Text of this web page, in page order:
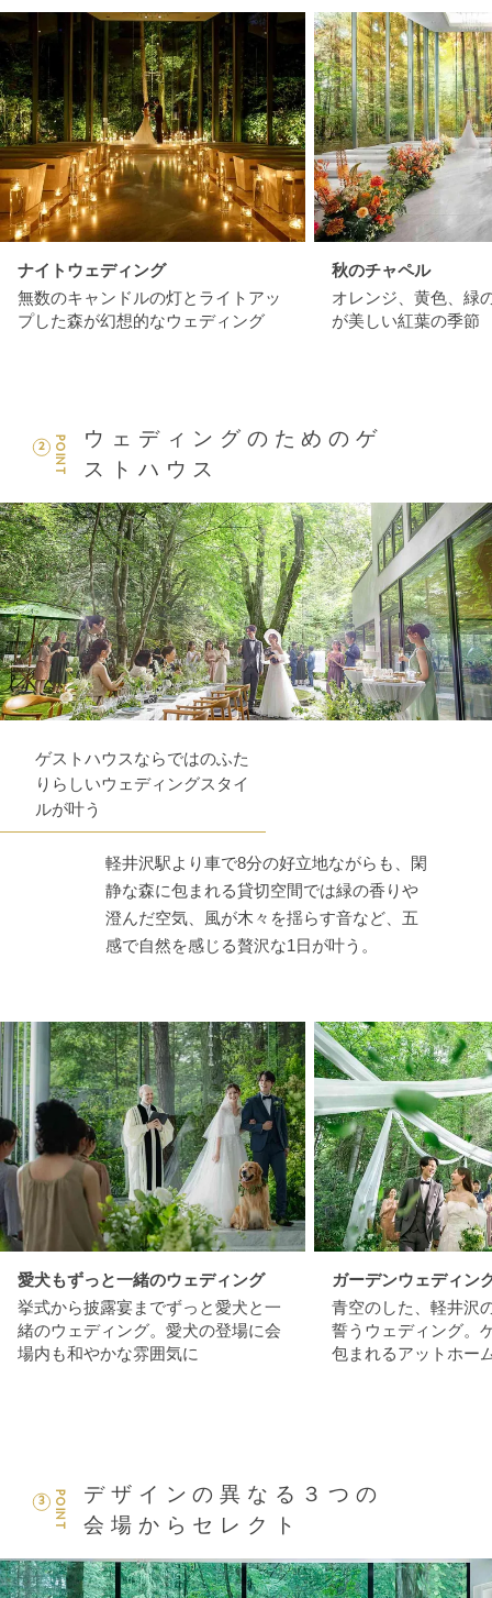
ナイトウェディング
無数のキャンドルの灯とライトアッ
プした森が幻想的なウェディング
秋のチャペル
オレンジ、黄色、緑
が美しい紅葉の季節
POINT
2
ウェディングのためのゲ
ストハウス
ゲストハウスならではのふた
りらしいウェディングスタイ
ルが叶う
軽井沢駅より車で8分の好立地ながらも、閑
静な森に包まれる貸切空間では緑の香りや
澄んだ空気、風が木々を揺らす音など、五
感で自然を感じる贅沢な1日が叶う。
愛犬もずっと一緒のウェディング
挙式から披露宴までずっと愛犬と一
緒のウェディング。愛犬の登場に会
場内も和やかな雰囲気に
ガーデンウェディン
青空のした、軽井沢
誓うウェディング。
包まれるアットホー
POINT
3
デザインの異なる３つの
会場からセレクト